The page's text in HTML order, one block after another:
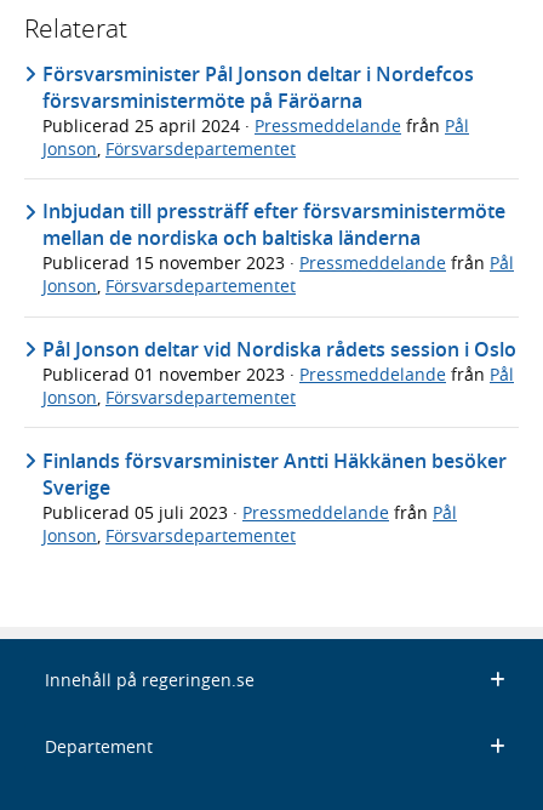
Relaterat
Försvarsminister Pål Jonson deltar i Nordefcos
försvarsministermöte på Färöarna
Publicerad 25 april 2024 · Pressmeddelande från Pål
Jonson Försvarsdepartementet
Inbjudan till pressträff efter försvarsministermöte
mellan de nordiska och baltiska länderna
Publicerad 15 november 2023 · Pressmeddelande från Pål
Jonson, Försvarsdepartementet
Pål Jonson deltar vid Nordiska rådets session i Oslo
Publicerad 01 november 2023 · Pressmeddelande från Pål
Jonson, Försvarsdepartementet
Finlands försvarsminister Antti Häkkänen besöker
Sverige
Publicerad 05 juli 2023 · Pressmeddelande från Pål
Jonson Försvarsdepartementet
Innehåll på regeringen.se
Departement